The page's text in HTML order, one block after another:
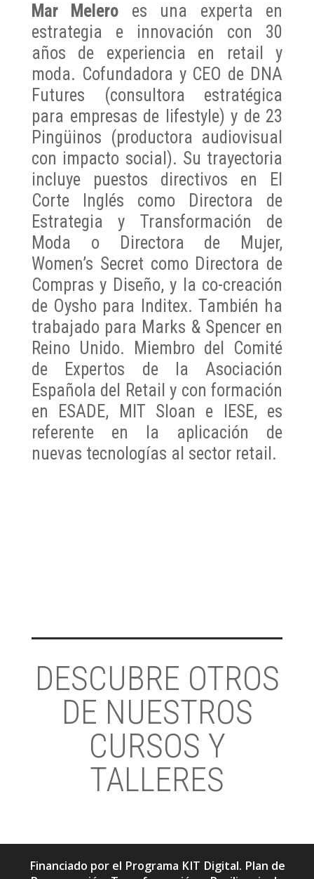
Mar Melero es una experta en
estrategia e innovación con 30
años de experiencia en retail y
moda. Cofundadora y CEO de DNA
Futures (consultora estratégica
para empresas de lifestyle) y de 23
Pingüinos (productora audiovisual
con impacto social). Su trayectoria
incluye puestos directivos en El
Corte Inglés como Directora de
Estrategia y Transformación de
Moda o Directora de Mujer,
Women’s Secret como Directora de
Compras y Diseño, y la co-creación
de Oysho para Inditex. También ha
trabajado para Marks & Spencer en
Reino Unido. Miembro del Comité
de Expertos de la Asociación
Española del Retail y con formación
en ESADE, MIT Sloan e IESE, es
referente en la aplicación de
nuevas tecnologías al sector retail.
DESCUBRE OTROS
DE NUESTROS
CURSOS Y
TALLERES
Financiado por el Programa KIT Digital. Plan de